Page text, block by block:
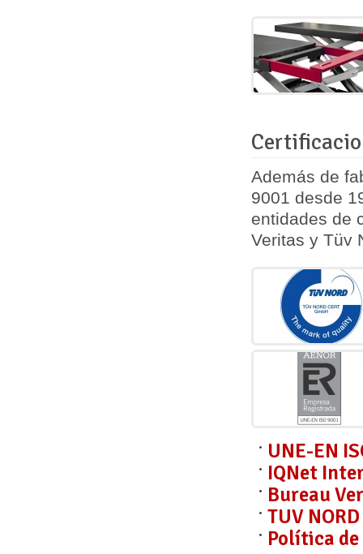
Además de
9001 desde
entidades de
Veritas y Tüv
UNE-EN
IQNet
Bureau
TUV
Política de